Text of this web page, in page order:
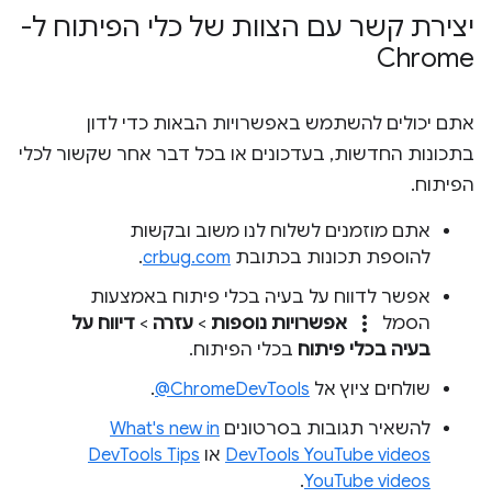
יצירת קשר עם הצוות של כלי הפיתוח ל-
Chrome
אתם יכולים להשתמש באפשרויות הבאות כדי לדון
בתכונות החדשות, בעדכונים או בכל דבר אחר שקשור לכלי
הפיתוח.
אתם מוזמנים לשלוח לנו משוב ובקשות
להוספת תכונות בכתובת crbug.com
.
אפשר לדווח על בעיה בכלי פיתוח באמצעות
הסמל
more_vert אפשרויות נוספות > עזרה > דיווח על
בעיה בכלי פיתוח בכלי הפיתוח.
שולחים ציוץ אל ‎@ChromeDevTools
.
להשאיר תגובות בסרטונים What's new in
DevTools YouTube videos או DevTools Tips
YouTube videos
.